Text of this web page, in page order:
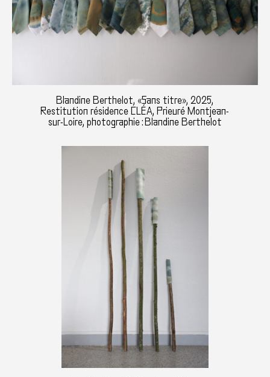
Blandine Berthelot, «Sans titre», 2025,
Restitution résidence CLÉA, Prieuré Montjean-
sur-Loire, photographie : Blandine Berthelot